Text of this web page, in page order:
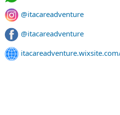
@itacareadventure
@itacareadventure